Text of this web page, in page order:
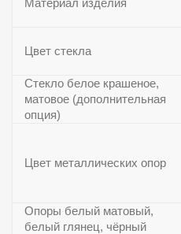
Материал изделия
Цвет стекла
Стекло белое крашеное,
матовое (дополнительная
опция)
Цвет металлических опор
Опоры белый матовый,
белый глянец, чёрный